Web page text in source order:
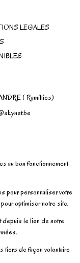
LEGALES
( Ramillies)
au bon fonctionnement
pour personnaliser votre
optimiser notre site.
depuis le lien de notre
tiers de façon volontaire